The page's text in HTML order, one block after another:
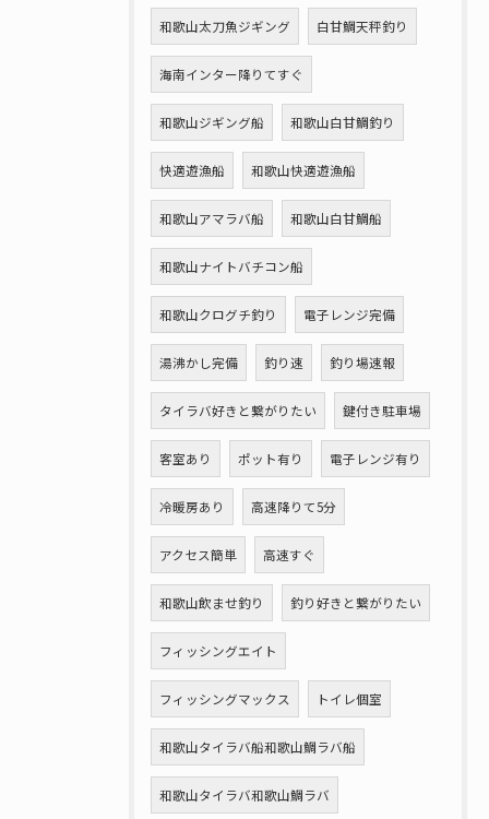
和歌山太刀魚ジギング 白甘鯛天秤釣り
海南インター降りてすぐ
和歌山ジギング船 和歌山白甘鯛釣り
快適遊漁船 和歌山快適遊漁船
和歌山アマラバ船 和歌山白甘鯛船
和歌山ナイトバチコン船
和歌山クログチ釣り 電子レンジ完備
湯沸かし完備 釣り速 釣り場速報
タイラバ好きと繋がりたい 鍵付き駐車場
客室あり ポット有り 電子レンジ有り
冷暖房あり 高速降りて5分
アクセス簡単 高速すぐ
和歌山飲ませ釣り 釣り好きと繋がりたい
フィッシングエイト
フィッシングマックス トイレ個室
和歌山タイラバ船和歌山鯛ラバ船
和歌山タイラバ和歌山鯛ラバ